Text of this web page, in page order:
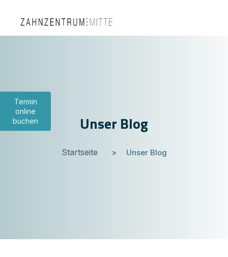
Unser Blog
Startseite Unser Blog
Termin
online
buchen